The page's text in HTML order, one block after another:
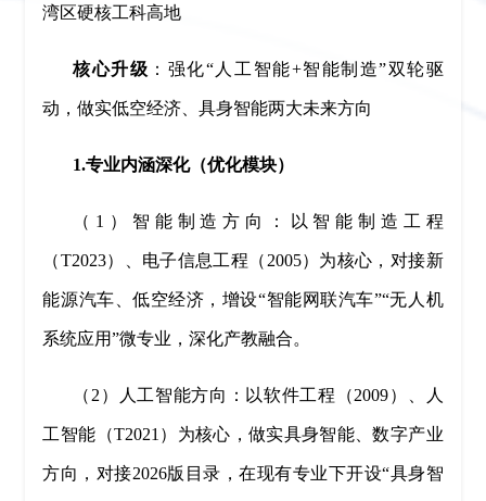
湾区硬核工科高地
核心升级 ：强化“人工智能+智能制造”双轮驱
动，做实低空经济、具身智能两大未来方向
1.专业内涵深化（优化模块）
（1）智能制造方向：以智能制造工程
（T2023）、电子信息工程（2005）为核心，对接新
能源汽车、低空经济，增设“智能网联汽车”“无人机
系统应用”微专业，深化产教融合。
（2）人工智能方向：以软件工程（2009）、人
工智能（T2021）为核心，做实具身智能、数字产业
方向，对接2026版目录，在现有专业下开设“具身智